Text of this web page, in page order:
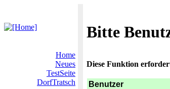
Bitte
Home
Neues
TestSeite
DorfTratsch
Diese Funktion
Benutzer